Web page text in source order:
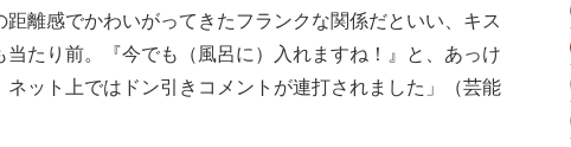
距離感でかわいがってきたフランクな関係だといい、キス
たり前。『今でも（風呂に）入れますね！』と、あっけ
ネット上ではドン引きコメントが連打されました」（芸能